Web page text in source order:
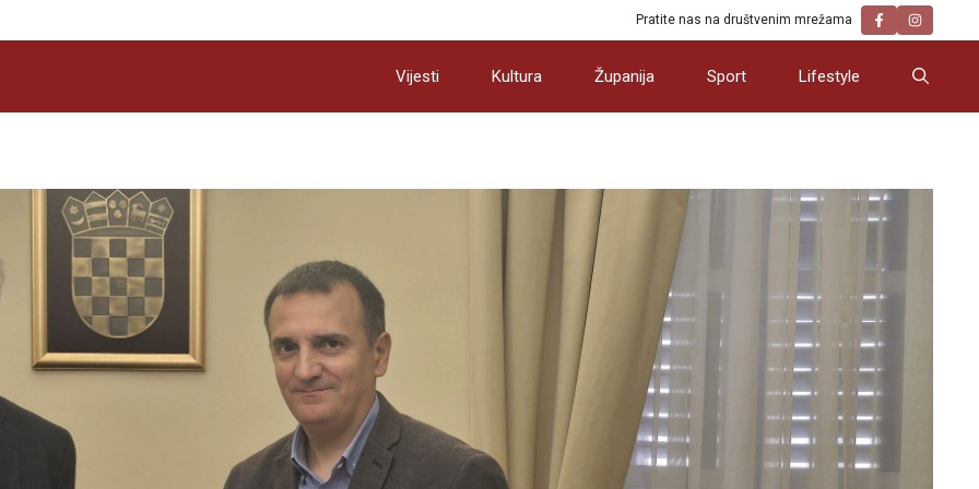
Pratite nas na društvenim mrežama
Vijesti Kultura Županija Sport Lifestyle